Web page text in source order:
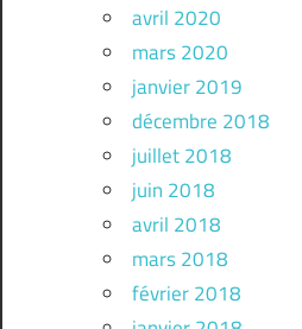
avril 2020
mars 2020
janvier 2019
décembre 2018
juillet 2018
juin 2018
avril 2018
mars 2018
février 2018